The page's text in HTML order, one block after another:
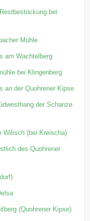
bei
Mühle
am Wachtelberg
bei Klingenberg
an der Quohrener Kipse
der Schanze
Wilisch (bei Kreischa)
des Quohrener
(Quohrener Kipse)